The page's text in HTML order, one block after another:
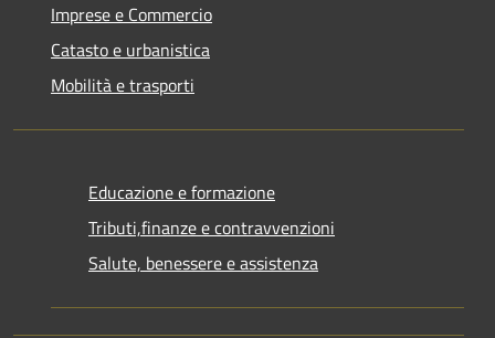
Imprese e Commercio
Catasto e urbanistica
Mobilità e trasporti
Educazione e formazione
Tributi,finanze e contravvenzioni
Salute, benessere e assistenza